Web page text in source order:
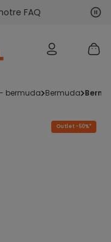
FAQ
- bermuda bermuda
Outlet -50%*